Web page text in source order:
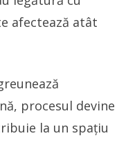
afectează atât
procesul devine
la un spațiu